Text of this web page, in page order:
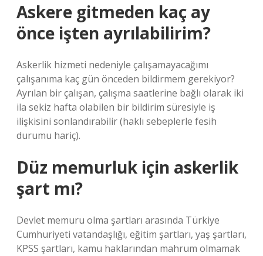
Askere gitmeden kaç ay
önce işten ayrılabilirim?
Askerlik hizmeti nedeniyle çalışamayacağımı
çalışanıma kaç gün önceden bildirmem gerekiyor?
Ayrılan bir çalışan, çalışma saatlerine bağlı olarak iki
ila sekiz hafta olabilen bir bildirim süresiyle iş
ilişkisini sonlandırabilir (haklı sebeplerle fesih
durumu hariç).
Düz memurluk için askerlik
şart mı?
Devlet memuru olma şartları arasında Türkiye
Cumhuriyeti vatandaşlığı, eğitim şartları, yaş şartları,
KPSS şartları, kamu haklarından mahrum olmamak